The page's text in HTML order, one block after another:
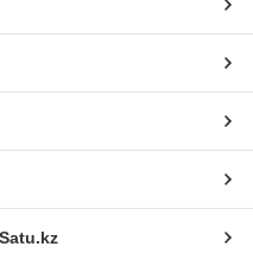
Satu.kz